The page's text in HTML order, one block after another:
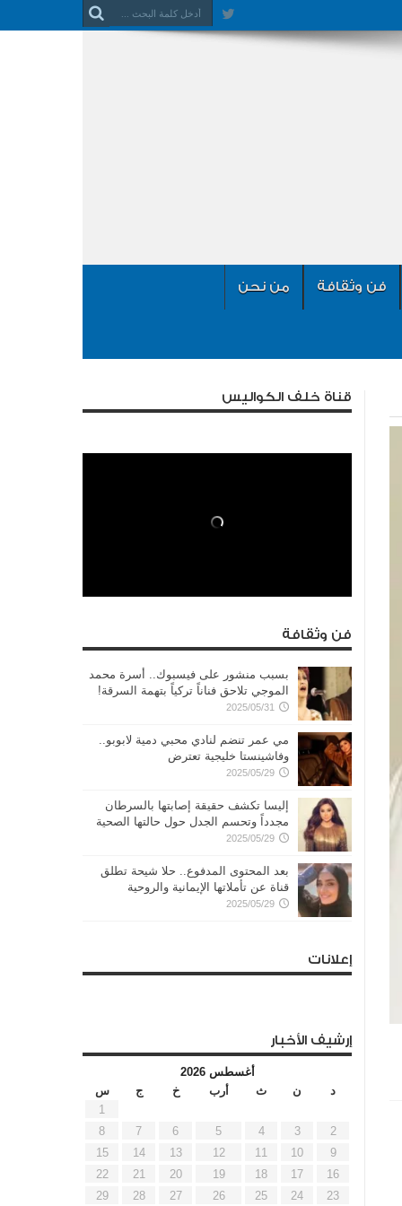
فن وثقافة من نحن
قناة خلف الكواليس
فن وثقافة
بسبب منشور على فيسبوك.. أسرة محمد
الموجي تلاحق فناناً تركياً بتهمة السرقة!
2025/05/31
مي عمر تنضم لنادي محبي دمية لابوبو..
وفاشينستا خليجية تعترض
2025/05/29
إليسا تكشف حقيقة إصابتها بالسرطان
مجدداً وتحسم الجدل حول حالتها الصحية
2025/05/29
بعد المحتوى المدفوع.. حلا شيحة تطلق
قناة عن تأملاتها الإيمانية والروحية
2025/05/29
إعلانات
إرشيف الأخبار
أغسطس 2026
د
ن ث أرب خ ج
س
1
2
3
4
5
6
7
8
9
10
11
12
13
14
15
16
17
18
19
20
21
22
23
24
25
26
27
28
29